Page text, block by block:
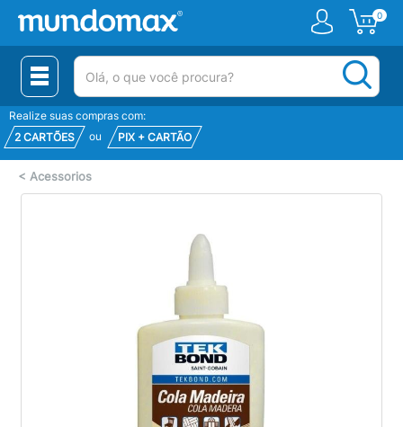
0
(pesquisar)
Realize suas compras com:
2 CARTÕES
ou PIX + CARTÃO
< Acessorios